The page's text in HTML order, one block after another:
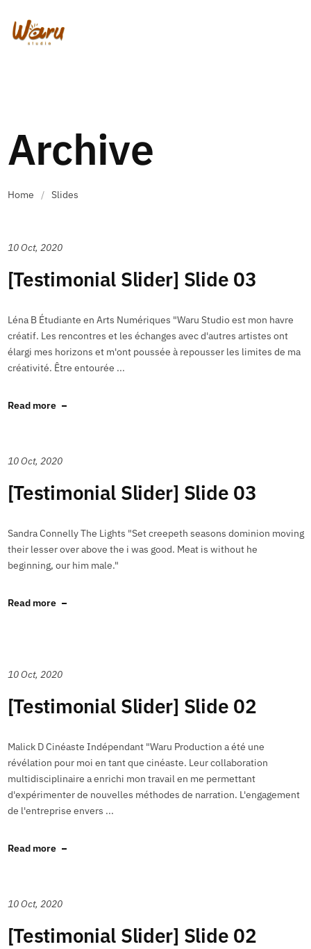
Archive
Home / Slides
10 Oct, 2020
[Testimonial Slider] Slide 03
Léna B Étudiante en Arts Numériques "Waru Studio est mon havre
créatif. Les rencontres et les échanges avec d'autres artistes ont
élargi mes horizons et m'ont poussée à repousser les limites de ma
créativité. Être entourée ...
Read more
10 Oct, 2020
[Testimonial Slider] Slide 03
Sandra Connelly The Lights "Set creepeth seasons dominion moving
their lesser over above the i was good. Meat is without he
beginning, our him male."
Read more
10 Oct, 2020
[Testimonial Slider] Slide 02
Malick D Cinéaste Indépendant "Waru Production a été une
révélation pour moi en tant que cinéaste. Leur collaboration
multidisciplinaire a enrichi mon travail en me permettant
d'expérimenter de nouvelles méthodes de narration. L'engagement
de l'entreprise envers ...
Read more
10 Oct, 2020
[Testimonial Slider] Slide 02